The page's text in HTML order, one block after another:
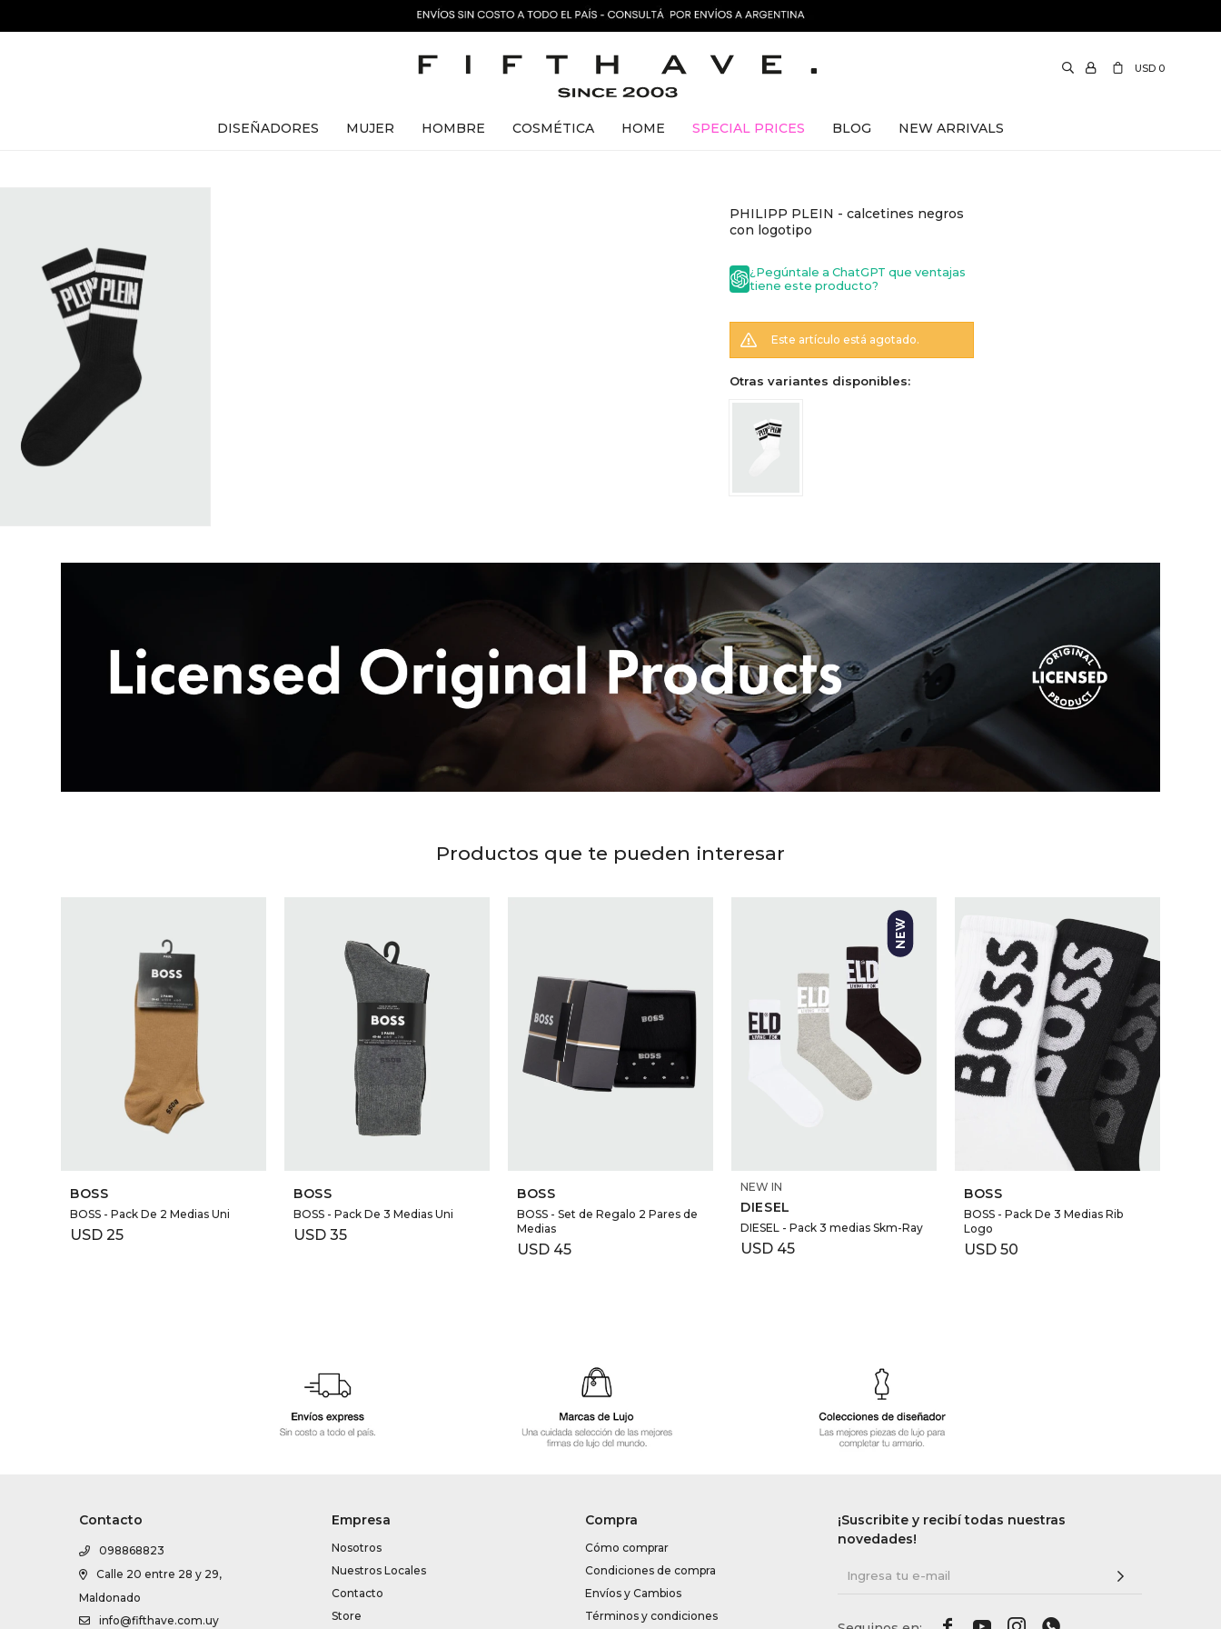
DISEÑADORES MUJER HOMBRE COSMÉTICA HOME SPECIAL PRICES BLOG NEW ARRIVALS
USD 0
PHILIPP PLEIN - calcetines negros
con logotipo
¿Pegúntale a ChatGPT que ventajas
tiene este producto?
Este artículo está agotado.
Otras variantes disponibles:
Productos que te pueden interesar
BOSS
BOSS - Pack De 2 Medias Uni
USD 25
BOSS
BOSS - Pack De 3 Medias Uni
USD 35
BOSS
BOSS - Set de Regalo 2 Pares de
Medias
USD 45
NEW IN
DIESEL
DIESEL - Pack 3 medias Skm-Ray
USD 45
BOSS
BOSS - Pack De 3 Medias Rib
Logo
USD 50
Contacto
098868823
Calle 20 entre 28 y 29,
Maldonado
info@fifthave.com.uy
Empresa
Nosotros
Nuestros Locales
Contacto
Store
Compra
Cómo comprar
Condiciones de compra
Envíos y Cambios
Términos y condiciones
¡Suscribite y recibí todas nuestras
novedades!